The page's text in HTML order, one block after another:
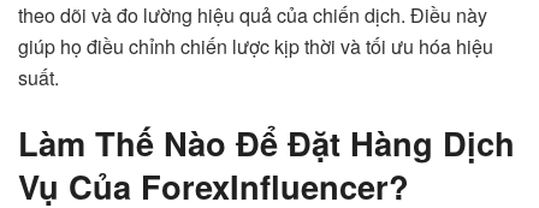
theo dõi và đo lường hiệu quả của chiến dịch. Điều này
giúp họ điều chỉnh chiến lược kịp thời và tối ưu hóa hiệu
suất.
Làm Thế Nào Để Đặt Hàng Dịch
Vụ Của ForexInfluencer?